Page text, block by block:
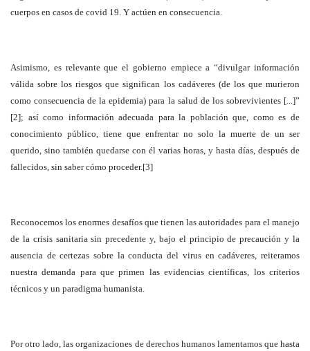
cuerpos en casos de covid 19. Y actúen en consecuencia.
Asimismo, es relevante que el gobierno empiece a “divulgar información
válida sobre los riesgos que significan los cadáveres (de los que murieron
como consecuencia de la epidemia) para la salud de los sobrevivientes [...]”
[2]; así como información adecuada para la población que, como es de
conocimiento público, tiene que enfrentar no solo la muerte de un ser
querido, sino también quedarse con él varias horas, y hasta días, después de
fallecidos, sin saber cómo proceder.[3]
Reconocemos los enormes desafíos que tienen las autoridades para el manejo
de la crisis sanitaria sin precedente y, bajo el principio de precaución y la
ausencia de certezas sobre la conducta del virus en cadáveres, reiteramos
nuestra demanda para que primen las evidencias científicas, los criterios
técnicos y un paradigma humanista.
Por otro lado, las organizaciones de derechos humanos lamentamos que hasta